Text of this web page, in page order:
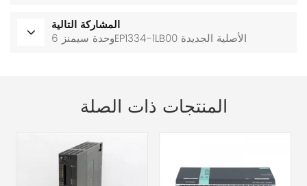
المشاركة التالية
وحدة سيمنز 6EP1334-1LB00 الأصلية الجديدة
المنتجات ذات الصلة